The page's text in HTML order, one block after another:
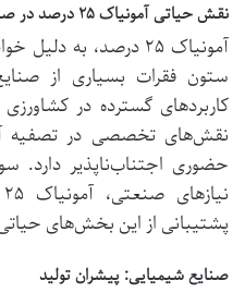
نقش حیاتی آمونیاک ۲۵ درصد در صنایع مدرن
آمونیاک ۲۵ درصد، به
ستون فقرات بسیاری از
کاربردهای گسترده در
نقش‌های تخصصی در تصفیه
حضوری اجتناب‌ناپذیر دارد.
پشتیبانی از این بخش‌های
صنایع شیمیایی: پیشران تولید